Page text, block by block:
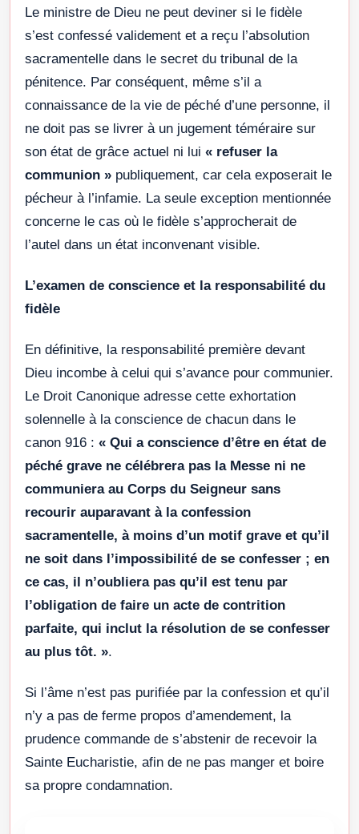
Le ministre de Dieu ne peut deviner si le fidèle
s’est confessé validement et a reçu l’absolution
sacramentelle dans le secret du tribunal de la
pénitence. Par conséquent, même s’il a
connaissance de la vie de péché d’une personne, il
ne doit pas se livrer à un jugement téméraire sur
son état de grâce actuel ni lui « refuser la
communion » publiquement, car cela exposerait le
pécheur à l’infamie. La seule exception mentionnée
concerne le cas où le fidèle s’approcherait de
l’autel dans un état inconvenant visible.
L’examen de conscience et la responsabilité du
fidèle
En définitive, la responsabilité première devant
Dieu incombe à celui qui s’avance pour communier.
Le Droit Canonique adresse cette exhortation
solennelle à la conscience de chacun dans le
canon 916 : « Qui a conscience d’être en état de
péché grave ne célébrera pas la Messe ni ne
communiera au Corps du Seigneur sans
recourir auparavant à la confession
sacramentelle, à moins d’un motif grave et qu’il
ne soit dans l’impossibilité de se confesser ; en
ce cas, il n’oubliera pas qu’il est tenu par
l’obligation de faire un acte de contrition
parfaite, qui inclut la résolution de se confesser
au plus tôt. ».
Si l’âme n’est pas purifiée par la confession et qu’il
n’y a pas de ferme propos d’amendement, la
prudence commande de s’abstenir de recevoir la
Sainte Eucharistie, afin de ne pas manger et boire
sa propre condamnation.